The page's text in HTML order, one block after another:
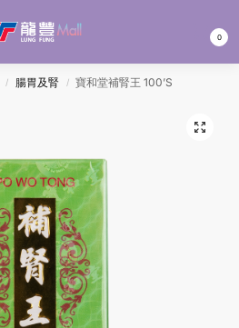
0
/ 腸胃及腎 / 寶和堂補腎王 100’S